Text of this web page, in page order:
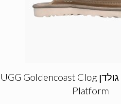
סנדל האגג דגם גולדן UGG Goldencoast Clog
Platform